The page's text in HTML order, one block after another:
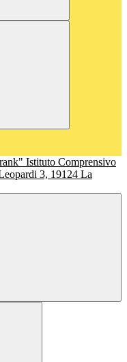
Istituto Comprensivo
3, 19124 La